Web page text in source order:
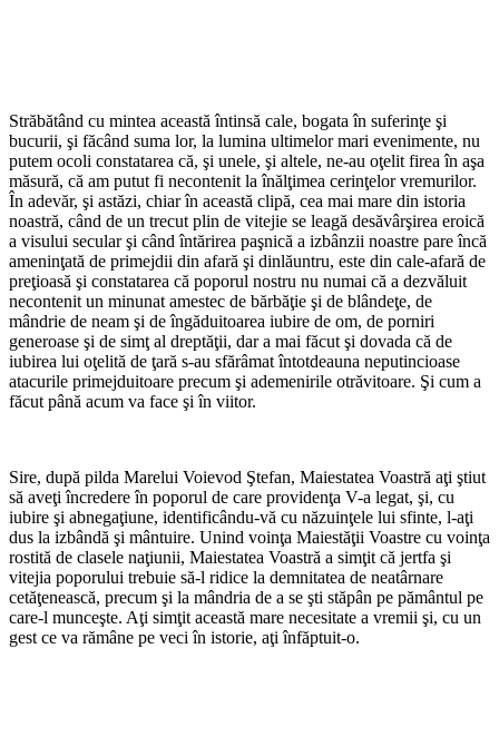
Străbătând cu mintea această întinsă cale, bogata în suferinţe şi
bucurii, şi făcând suma lor, la lumina ultimelor mari evenimente, nu
putem ocoli constatarea că, şi unele, şi altele, ne-au oţelit firea în aşa
măsură, că am putut fi necontenit la înălţimea cerinţelor vremurilor.
În adevăr, şi astăzi, chiar în această clipă, cea mai mare din istoria
noastră, când de un trecut plin de vitejie se leagă desăvârşirea eroică
a visului secular şi când întărirea paşnică a izbânzii noastre pare încă
ameninţată de primejdii din afară şi dinlăuntru, este din cale-afară de
preţioasă şi constatarea că poporul nostru nu numai că a dezvăluit
necontenit un minunat amestec de bărbăţie şi de blândeţe, de
mândrie de neam şi de îngăduitoarea iubire de om, de porniri
generoase şi de simţ al dreptăţii, dar a mai făcut şi dovada că de
iubirea lui oţelită de ţară s-au sfărâmat întotdeauna neputincioase
atacurile primejduitoare precum şi ademenirile otrăvitoare. Şi cum a
făcut până acum va face şi în viitor.
Sire, după pilda Marelui Voievod Ştefan, Maiestatea Voastră aţi ştiut
să aveţi încredere în poporul de care providenţa V-a legat, şi, cu
iubire şi abnegaţiune, identificându-vă cu năzuinţele lui sfinte, l-aţi
dus la izbândă şi mântuire. Unind voinţa Maiestăţii Voastre cu voinţa
rostită de clasele naţiunii, Maiestatea Voastră a simţit că jertfa şi
vitejia poporului trebuie să-l ridice la demnitatea de neatârnare
cetăţenească, precum şi la mândria de a se şti stăpân pe pământul pe
care-l munceşte. Aţi simţit această mare necesitate a vremii şi, cu un
gest ce va rămâne pe veci în istorie, aţi înfăptuit-o.